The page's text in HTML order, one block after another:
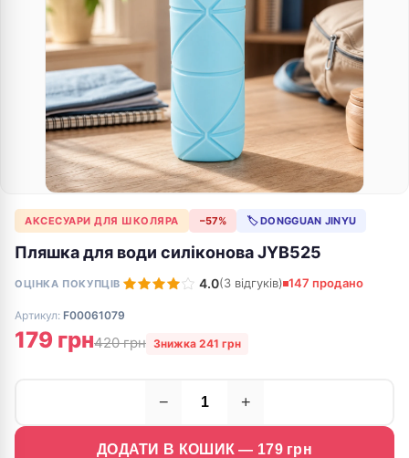
АКСЕСУАРИ ДЛЯ ШКОЛЯРА −57% 🏷 DONGGUAN JINYU
Пляшка для води силіконова JYB525
ОЦІНКА ПОКУПЦІВ 4.0(3 відгуків) 147 продано
Артикул: F00061079
179 грн420 грн Знижка 241 грн
− +
ДОДАТИ В КОШИК — 179грн